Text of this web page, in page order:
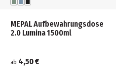
MEPAL Aufbewahrungsdose
2.0 Lumina 1500ml
ab 4,50 €